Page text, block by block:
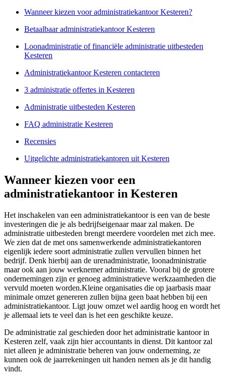
Wanneer kiezen voor administratiekantoor Kesteren?
Betaalbaar administratiekantoor Kesteren
Loonadministratie of financiële administratie uitbesteden
Kesteren
Administratiekantoor Kesteren contacteren
3 administratie offertes in Kesteren
Administratie uitbesteden Kesteren
FAQ administratie Kesteren
Recensies
Uitgelichte administratiekantoren uit Kesteren
Wanneer kiezen voor een
administratiekantoor in Kesteren
Het inschakelen van een administratiekantoor is een van de beste
investeringen die je als bedrijfseigenaar maar zal maken. De
administratie uitbesteden brengt meerdere voordelen met zich mee.
We zien dat de met ons samenwerkende administratiekantoren
eigenlijk iedere soort administratie zullen vervullen binnen het
bedrijf. Denk hierbij aan de urenadministratie, loonadministratie
maar ook aan jouw werknemer administratie. Vooral bij de grotere
ondernemingen zijn er genoeg administratieve werkzaamheden die
vervuld moeten worden.Kleine organisaties die op jaarbasis maar
minimale omzet genereren zullen bijna geen baat hebben bij een
administratiekantoor. Ligt jouw omzet wel aardig hoog en wordt het
je allemaal iets te veel dan is het een geschikte keuze.
De administratie zal geschieden door het administratie kantoor in
Kesteren zelf, vaak zijn hier accountants in dienst. Dit kantoor zal
niet alleen je administratie beheren van jouw onderneming, ze
kunnen ook de jaarrekeningen uit handen nemen als je dit handig
vindt.